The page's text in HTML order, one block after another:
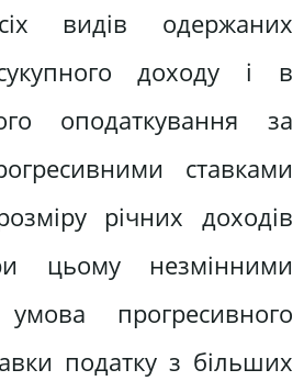
видів одержаних
доходу і в
оподаткування за
ставками
річних доходів
цьому незмінними
прогресивного
податку з більших